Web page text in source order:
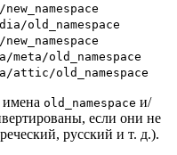
old_namespace
old_namespace
attic/old_namespace
old_namespace и/
если они не
русский и т. д.).